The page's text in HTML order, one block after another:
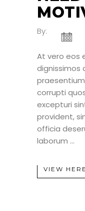
By:
At vero eos
dignissimos
corrupti
excepturi
provident,
officia
laborum
VIEW HERE